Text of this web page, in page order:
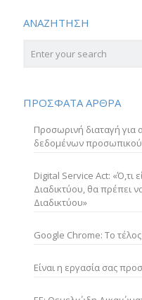
ΑΝΑΖΗΤΗΣΗ
ΠΡΟΣΦΑΤΑ ΑΡΘΡΑ
Προσωρινή διαταγή για
δεδομένων
Digital Service Act: «Ό,τι
Διαδικτύου, θα πρέπει
Διαδικτύου»
Google Chrome: Το
Είναι η εργασία σας